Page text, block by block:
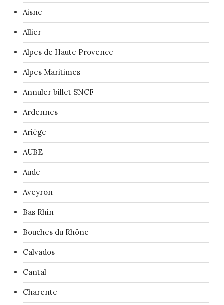
Aisne
Allier
Alpes de Haute Provence
Alpes Maritimes
Annuler billet SNCF
Ardennes
Ariège
AUBE
Aude
Aveyron
Bas Rhin
Bouches du Rhône
Calvados
Cantal
Charente